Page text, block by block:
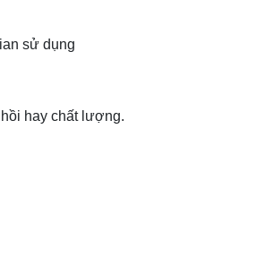
sử dụng
hay chất lượng.